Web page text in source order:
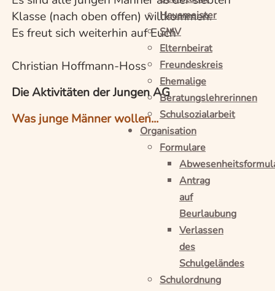
Hausmeister
SMV
Elternbeirat
Freundeskreis
Ehemalige
Beratungslehrerinnen
Schulsozialarbeit
Organisation
Formulare
Antrag
auf
Beurlaubung
Verlassen
des
Schulgeländes
Schulordnung
Klasse (nach oben offen) willkommen.
Es freut sich weiterhin auf Euch
Christian Hoffmann-Hoss
Die Aktivitäten der Jungen AG
Was junge Männer wollen...